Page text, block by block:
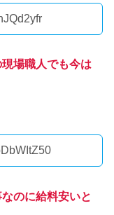
場職人でも今は
のに給料安いと